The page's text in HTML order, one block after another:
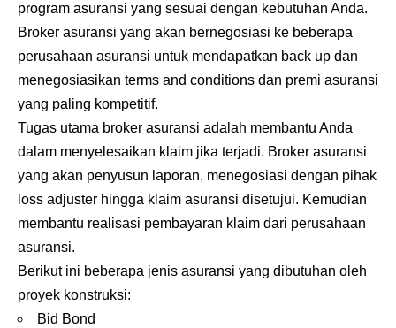
program asuransi yang sesuai dengan kebutuhan Anda.
Broker asuransi yang akan bernegosiasi ke beberapa
perusahaan asuransi untuk mendapatkan back up dan
menegosiasikan terms and conditions dan premi asuransi
yang paling kompetitif.
Tugas utama broker asuransi adalah membantu Anda
dalam menyelesaikan klaim jika terjadi. Broker asuransi
yang akan penyusun laporan, menegosiasi dengan pihak
loss adjuster hingga klaim asuransi disetujui. Kemudian
membantu realisasi pembayaran klaim dari perusahaan
asuransi.
Berikut ini beberapa jenis asuransi yang dibutuhan oleh
proyek konstruksi:
Bid Bond